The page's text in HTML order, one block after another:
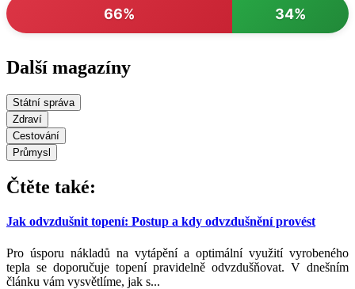
66% 34%
Další magazíny
Státní správa
Zdraví
Cestování
Průmysl
Čtěte také:
Jak odvzdušnit topení: Postup a kdy odvzdušnění provést
Pro úsporu nákladů na vytápění a optimální využití vyrobeného
tepla se doporučuje topení pravidelně odvzdušňovat. V dnešním
článku vám vysvětlíme, jak s...